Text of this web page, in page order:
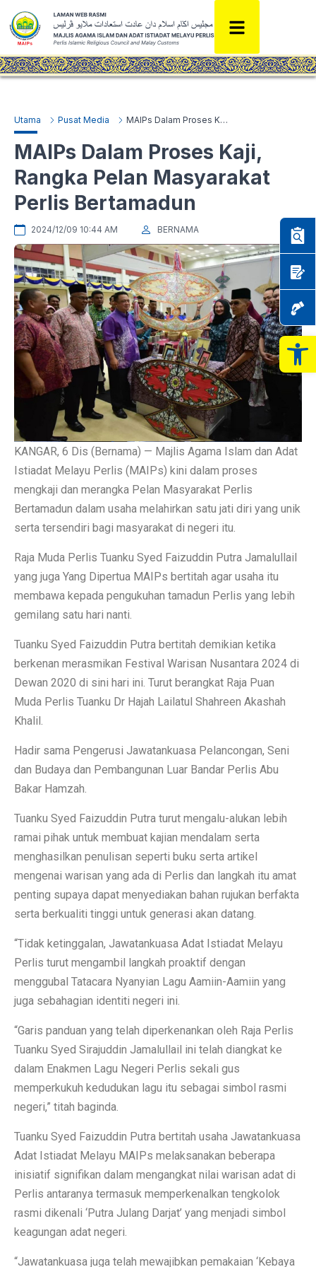
Utama Pusat Media MAIPs Dalam Proses Kaji, Rangka Pelan Masyarakat Perlis Bertamadun
MAIPs Dalam Proses Kaji,
Rangka Pelan Masyarakat
Perlis Bertamadun
2024/12/09 10:44 AM BERNAMA
KANGAR, 6 Dis (Bernama) — Majlis Agama Islam dan Adat
Istiadat Melayu Perlis (MAIPs) kini dalam proses
mengkaji dan merangka Pelan Masyarakat Perlis
Bertamadun dalam usaha melahirkan satu jati diri yang unik
serta tersendiri bagi masyarakat di negeri itu.
Raja Muda Perlis Tuanku Syed Faizuddin Putra Jamalullail
yang juga Yang Dipertua MAIPs bertitah agar usaha itu
membawa kepada pengukuhan tamadun Perlis yang lebih
gemilang satu hari nanti.
Tuanku Syed Faizuddin Putra bertitah demikian ketika
berkenan merasmikan Festival Warisan Nusantara 2024 di
Dewan 2020 di sini hari ini. Turut berangkat Raja Puan
Muda Perlis Tuanku Dr Hajah Lailatul Shahreen Akashah
Khalil.
Hadir sama Pengerusi Jawatankuasa Pelancongan, Seni
dan Budaya dan Pembangunan Luar Bandar Perlis Abu
Bakar Hamzah.
Tuanku Syed Faizuddin Putra turut mengalu-alukan lebih
ramai pihak untuk membuat kajian mendalam serta
menghasilkan penulisan seperti buku serta artikel
mengenai warisan yang ada di Perlis dan langkah itu amat
penting supaya dapat menyediakan bahan rujukan berfakta
serta berkualiti tinggi untuk generasi akan datang.
“Tidak ketinggalan, Jawatankuasa Adat Istiadat Melayu
Perlis turut mengambil langkah proaktif dengan
menggubal Tatacara Nyanyian Lagu Aamiin-Aamiin yang
juga sebahagian identiti negeri ini.
“Garis panduan yang telah diperkenankan oleh Raja Perlis
Tuanku Syed Sirajuddin Jamalullail ini telah diangkat ke
dalam Enakmen Lagu Negeri Perlis sekali gus
memperkukuh kedudukan lagu itu sebagai simbol rasmi
negeri,” titah baginda.
Tuanku Syed Faizuddin Putra bertitah usaha Jawatankuasa
Adat Istiadat Melayu MAIPs melaksanakan beberapa
inisiatif signifikan dalam mengangkat nilai warisan adat di
Perlis antaranya termasuk memperkenalkan tengkolok
rasmi dikenali ‘Putra Julang Darjat’ yang menjadi simbol
keagungan adat negeri.
“Jawatankuasa juga telah mewajibkan pemakaian ‘Kebaya